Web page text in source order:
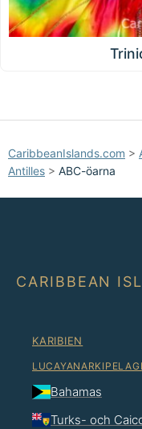
CaribbeanIslands.com >
Antilles > ABC-öarna
CARIBBEAN
KARIBIEN
Bahamas
Turks- och